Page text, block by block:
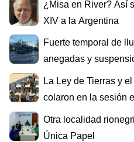
¿Misa en River? Así
XIV a la Argentina
Fuerte temporal de
anegadas y
La Ley de Tierras y
colaron en la sesión
Otra localidad
Única Papel